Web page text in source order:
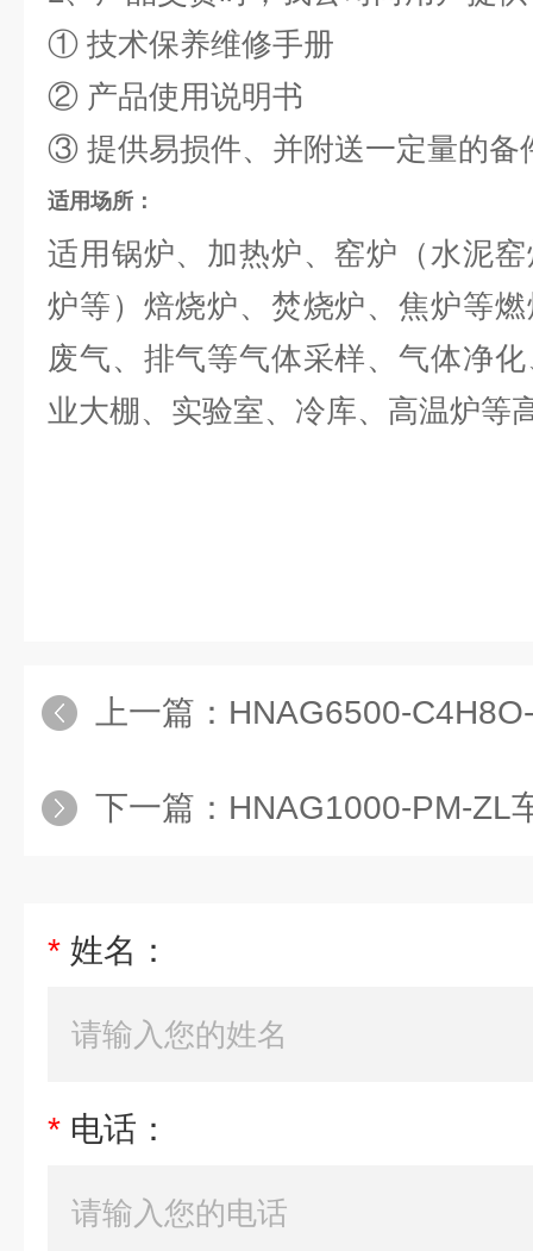
① 技术保养维修手册
② 产品使用说明书
③ 提供易损件、并附送一定量的备
适用场所：
适用锅炉、加热炉、窑炉（水泥
炉等）焙烧炉、焚烧炉、焦炉等
废气、排气等气体采样、气体净化
业大棚、实验室、冷库、高温炉等
上一篇： HNAG6500-C4H8O-H霍
下一篇： HNAG1000-PM-ZL
* 姓名：
* 电话：